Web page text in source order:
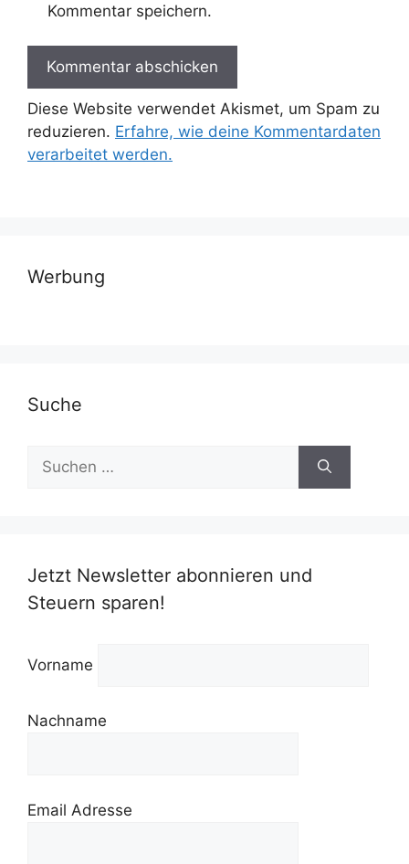
Kommentar speichern.
Diese Website verwendet Akismet, um Spam zu
reduzieren. Erfahre, wie deine Kommentardaten
verarbeitet werden.
Werbung
Suche
nach:
Jetzt Newsletter abonnieren und
Steuern sparen!
Vorname
Nachname
Email Adresse